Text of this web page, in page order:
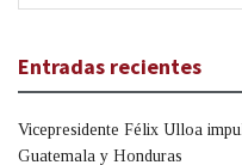
Entradas recientes
Vicepresidente Félix Ulloa
Guatemala y Honduras